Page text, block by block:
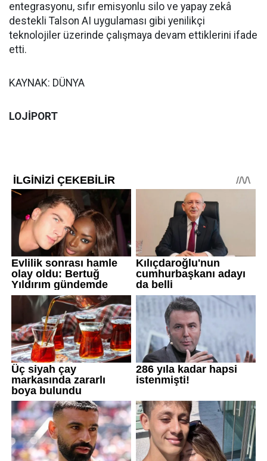
entegrasyonu, sıfır emisyonlu silo ve yapay zekâ
destekli Talson AI uygulaması gibi yenilikçi
teknolojiler üzerinde çalışmaya devam ettiklerini ifade
etti.
KAYNAK: DÜNYA
LOJİPORT